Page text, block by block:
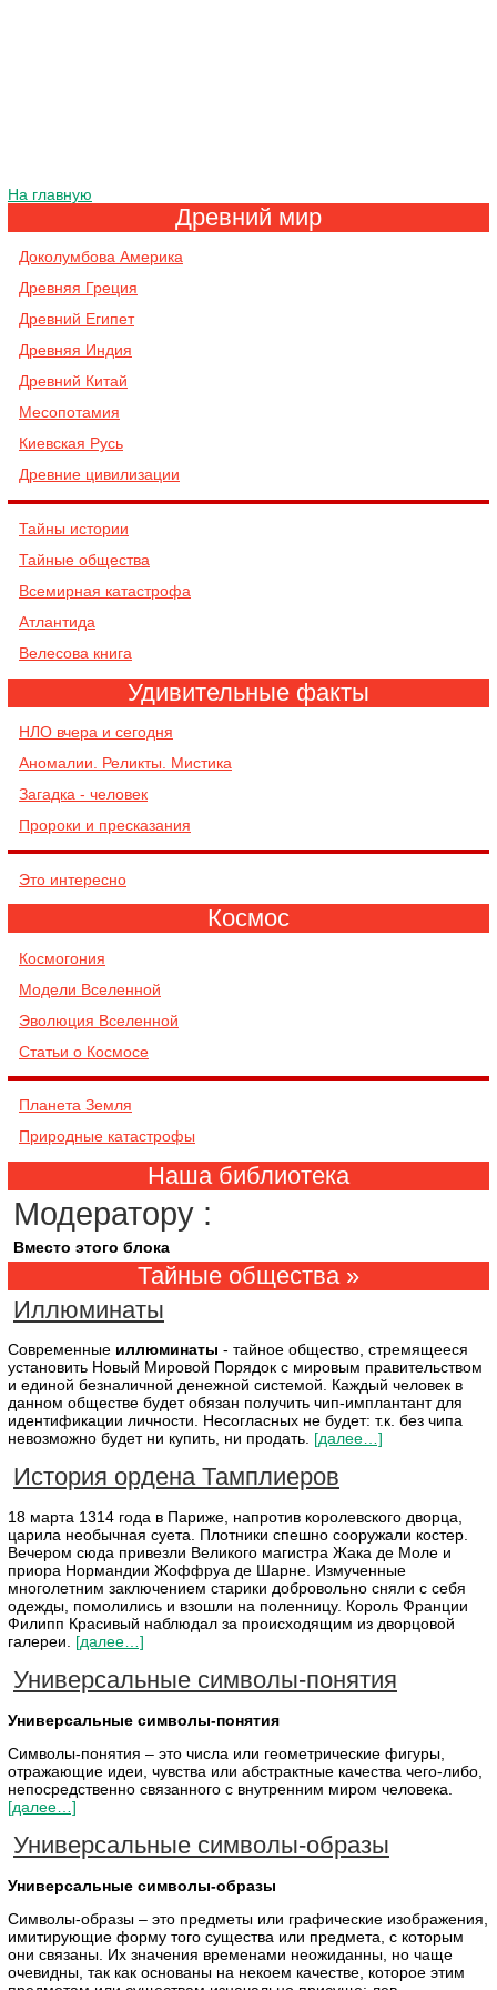
На главную
Древний мир
Доколумбова Америка
Древняя Греция
Древний Египет
Древняя Индия
Древний Китай
Месопотамия
Киевская Русь
Древние цивилизации
Тайны истории
Тайные общества
Всемирная катастрофа
Атлантида
Велесова книга
Удивительные факты
НЛО вчера и сегодня
Аномалии. Реликты. Мистика
Загадка - человек
Пророки и пресказания
Это интересно
Космос
Космогония
Модели Вселенной
Эволюция Вселенной
Cтатьи о Космосе
Планета Земля
Природные катастрофы
Наша библиотека
Mодератору :
Вместо этого блока
Тайные общества »
Иллюминаты
Современные иллюминаты - тайное общество, стремящееся
установить Новый Мировой Порядок с мировым правительством
и единой безналичной денежной системой. Каждый человек в
данном обществе будет обязан получить чип-имплантант для
идентификации личности. Несогласных не будет: т.к. без чипа
невозможно будет ни купить, ни продать. [далее…]
История ордена Тамплиеров
18 марта 1314 года в Париже, напротив королевского дворца,
царила необычная суета. Плотники спешно сооружали костер.
Вечером сюда привезли Великого магистра Жака де Моле и
приора Нормандии Жоффруа де Шарне. Измученные
многолетним заключением старики добровольно сняли с себя
одежды, помолились и взошли на поленницу. Король Франции
Филипп Красивый наблюдал за происходящим из дворцовой
галереи. [далее…]
Универсальные символы-понятия
Универсальные символы-понятия
Символы-понятия – это числа или геометрические фигуры,
отражающие идеи, чувства или абстрактные качества чего-либо,
непосредственно связанного с внутренним миром человека.
[далее…]
Универсальные символы-образы
Универсальные символы-образы
Символы-образы – это предметы или графические изображения,
имитирующие форму того существа или предмета, с которым
они связаны. Их значения временами неожиданны, но чаще
очевидны, так как основаны на некоем качестве, которое этим